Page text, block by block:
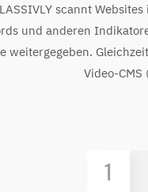
scannt
und anderen
weitergegeben.
Video-